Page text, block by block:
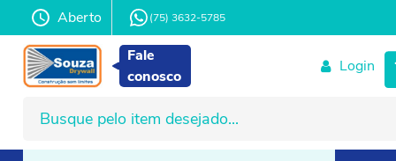
Aberto (75) 3632-5785
Fale
conosco
Login